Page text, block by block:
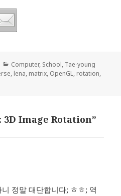
Categories
Computer, School, Tae-young
, lena, matrix, OpenGL, rotation,
3D Image Rotation”
정말 대단합니다; ㅎㅎ; 역